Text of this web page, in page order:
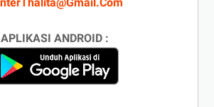
APLIKASI ANDROID :